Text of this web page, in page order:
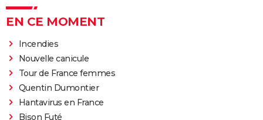
EN CE MOMENT
Incendies
Nouvelle canicule
Tour de France femmes
Quentin Dumontier
Hantavirus en France
Bison Futé